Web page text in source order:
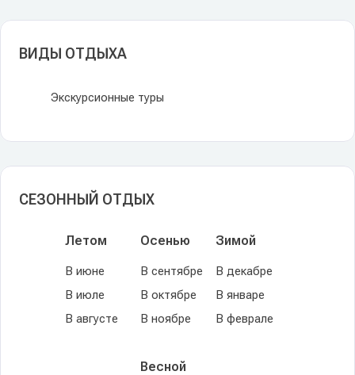
ВИДЫ ОТДЫХА
Экскурсионные туры
СЕЗОННЫЙ ОТДЫХ
Летом
В июне
В июле
В августе
Осенью
В сентябре
В октябре
В ноябре
Зимой
В декабре
В январе
В феврале
Весной